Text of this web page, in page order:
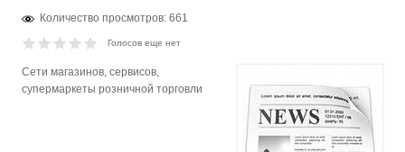
Количество просмотров: 661
Голосов еще нет
Сети магазинов, сервисов,
супермаркеты розничной торговли